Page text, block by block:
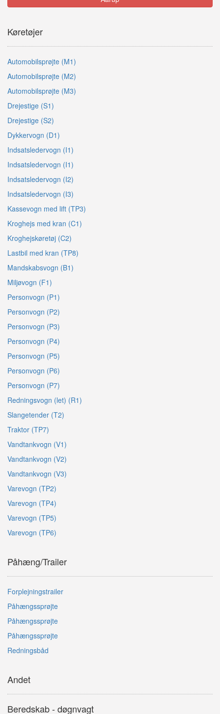
Køretøjer
Automobilsprøjte (M1)
Automobilsprøjte (M2)
Automobilsprøjte (M3)
Drejestige (S1)
Drejestige (S2)
Dykkervogn (D1)
Indsatsledervogn (I1)
Indsatsledervogn (I1)
Indsatsledervogn (I2)
Indsatsledervogn (I3)
Kassevogn med lift (TP3)
Kroghejs med kran (C1)
Kroghejskøretøj (C2)
Lastbil med kran (TP8)
Mandskabsvogn (B1)
Miljøvogn (F1)
Personvogn (P1)
Personvogn (P2)
Personvogn (P3)
Personvogn (P4)
Personvogn (P5)
Personvogn (P6)
Personvogn (P7)
Redningsvogn (let) (R1)
Slangetender (T2)
Traktor (TP7)
Vandtankvogn (V1)
Vandtankvogn (V2)
Vandtankvogn (V3)
Varevogn (TP2)
Varevogn (TP4)
Varevogn (TP5)
Varevogn (TP6)
Påhæng/Trailer
Forplejningstrailer
Påhængssprøjte
Påhængssprøjte
Påhængssprøjte
Redningsbåd
Andet
Beredskab - døgnvagt